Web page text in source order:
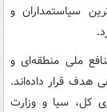
سیاستمداران و
ملی منطقه‌ای و
هدف قرار داده‌اند.
کل، سیا و وزارت